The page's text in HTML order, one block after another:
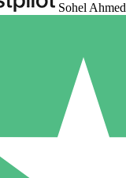
Sohel Ahmed